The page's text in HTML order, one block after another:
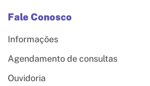
Fale Conosco
Informações
Agendamento de consultas
Ouvidoria